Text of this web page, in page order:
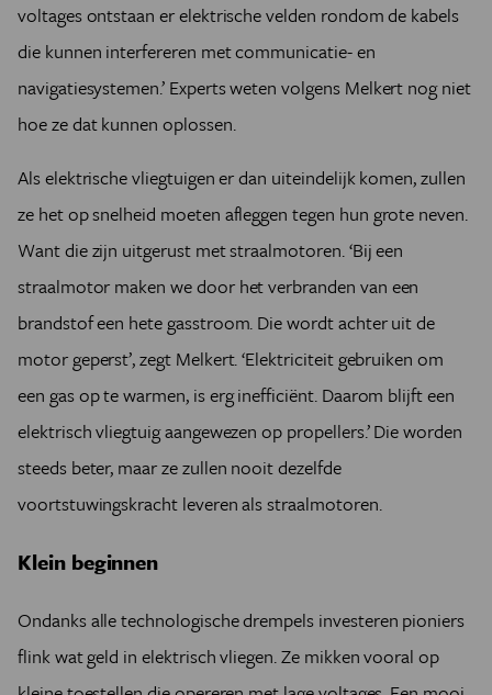
voltages ontstaan er elektrische velden rondom de kabels
die kunnen interfereren met communicatie- en
navigatiesystemen.’ Experts weten volgens Melkert nog niet
hoe ze dat kunnen oplossen.
Als elektrische vliegtuigen er dan uiteindelijk komen, zullen
ze het op snelheid moeten afleggen tegen hun grote neven.
Want die zijn uitgerust met straalmotoren. ‘Bij een
straalmotor maken we door het verbranden van een
brandstof een hete gasstroom. Die wordt achter uit de
motor geperst’, zegt Melkert. ‘Elektriciteit gebruiken om
een gas op te warmen, is erg inefficiënt. Daarom blijft een
elektrisch vliegtuig aangewezen op propellers.’ Die worden
steeds beter, maar ze zullen nooit dezelfde
voortstuwingskracht leveren als straalmotoren.
Klein beginnen
Ondanks alle technologische drempels investeren pioniers
flink wat geld in elektrisch vliegen. Ze mikken vooral op